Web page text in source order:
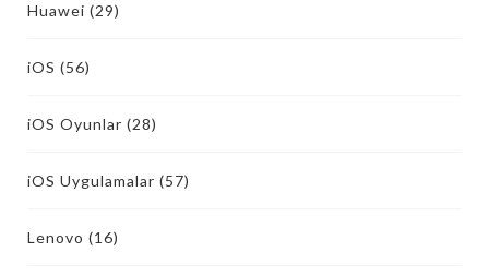
Huawei (29)
iOS (56)
iOS Oyunlar (28)
iOS Uygulamalar (57)
Lenovo (16)